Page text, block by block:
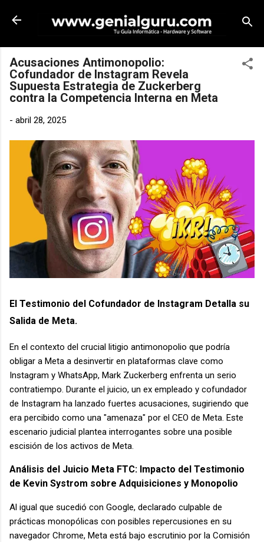
Ir al contenido principal
Acusaciones Antimonopolio:
Cofundador de Instagram Revela
Supuesta Estrategia de Zuckerberg
contra la Competencia Interna en Meta
- abril 28, 2025
El Testimonio del Cofundador de Instagram Detalla su
Salida de Meta.
En el contexto del crucial litigio antimonopolio que podría
obligar a Meta a desinvertir en plataformas clave como
Instagram y WhatsApp, Mark Zuckerberg enfrenta un serio
contratiempo. Durante el juicio, un ex empleado y cofundador
de Instagram ha lanzado fuertes acusaciones, sugiriendo que
era percibido como una "amenaza" por el CEO de Meta. Este
escenario judicial plantea interrogantes sobre una posible
escisión de los activos de Meta.
Análisis del Juicio Meta FTC: Impacto del Testimonio
de Kevin Systrom sobre Adquisiciones y Monopolio
Al igual que sucedió con Google, declarado culpable de
prácticas monopólicas con posibles repercusiones en su
navegador Chrome, Meta está bajo escrutinio por la Comisión